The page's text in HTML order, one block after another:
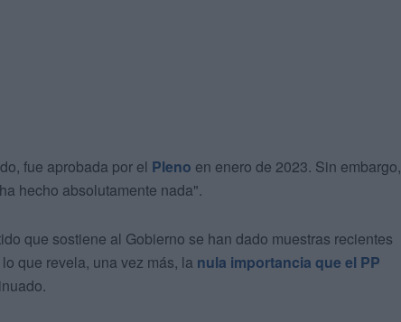
fue aprobada por el Pleno en enero de 2023. Sin embargo,
hecho absolutamente nada".
que sostiene al Gobierno se han dado muestras recientes
que revela, una vez más, la nula importancia que el PP